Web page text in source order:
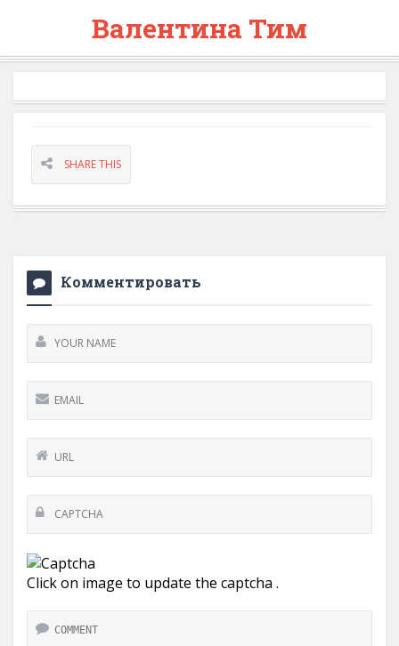
Валентина Тим
SHARE THIS
Комментировать
Click on image to update the captcha .